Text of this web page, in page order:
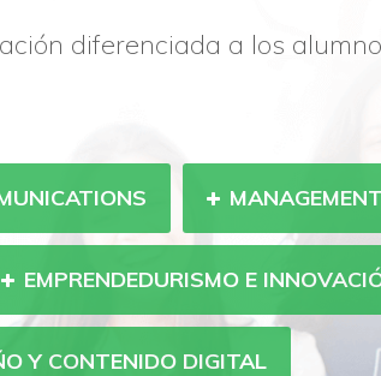
diferenciada a los
EMPRENDEDURISMO E
Y CONTENIDO DIGITAL